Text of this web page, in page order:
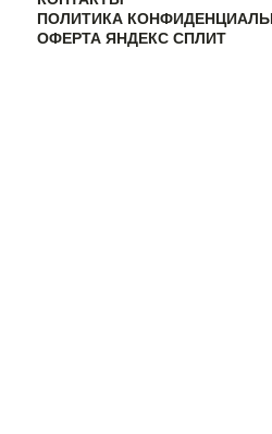
ПОЛИТИКА
ОФЕРТА ЯНДЕКС СПЛИТ